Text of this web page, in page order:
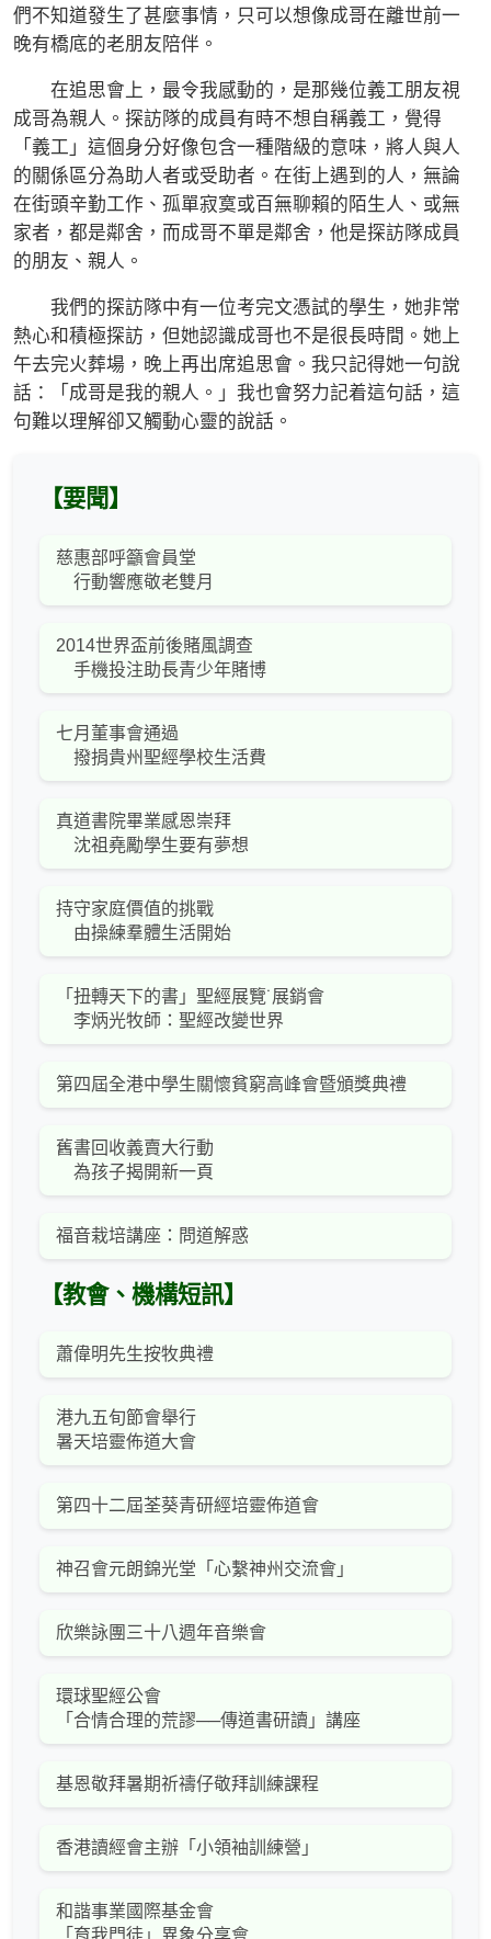
們不知道發生了甚麼事情，只可以想像成哥在離世前一
晚有橋底的老朋友陪伴。
在追思會上，最令我感動的，是那幾位義工朋友視
成哥為親人。探訪隊的成員有時不想自稱義工，覺得
「義工」這個身分好像包含一種階級的意味，將人與人
的關係區分為助人者或受助者。在街上遇到的人，無論
在街頭辛勤工作、孤單寂寞或百無聊賴的陌生人、或無
家者，都是鄰舍，而成哥不單是鄰舍，他是探訪隊成員
的朋友、親人。
我們的探訪隊中有一位考完文憑試的學生，她非常
熱心和積極探訪，但她認識成哥也不是很長時間。她上
午去完火葬場，晚上再出席追思會。我只記得她一句說
話：「成哥是我的親人。」我也會努力記着這句話，這
句難以理解卻又觸動心靈的說話。
【要聞】
慈惠部呼籲會員堂
行動響應敬老雙月
2014世界盃前後賭風調查
手機投注助長青少年賭博
七月董事會通過
撥捐貴州聖經學校生活費
真道書院畢業感恩崇拜
沈祖堯勵學生要有夢想
持守家庭價值的挑戰
由操練羣體生活開始
「扭轉天下的書」聖經展覽˙展銷會
李炳光牧師：聖經改變世界
第四屆全港中學生關懷貧窮高峰會暨頒獎典禮
舊書回收義賣大行動
為孩子揭開新一頁
福音栽培講座：問道解惑
【教會、機構短訊】
蕭偉明先生按牧典禮
港九五旬節會舉行
暑天培靈佈道大會
第四十二屆荃葵青研經培靈佈道會
神召會元朗錦光堂「心繫神州交流會」
欣樂詠團三十八週年音樂會
環球聖經公會
「合情合理的荒謬──傳道書研讀」講座
基恩敬拜暑期祈禱仔敬拜訓練課程
香港讀經會主辦「小領袖訓練營」
和諧事業國際基金會